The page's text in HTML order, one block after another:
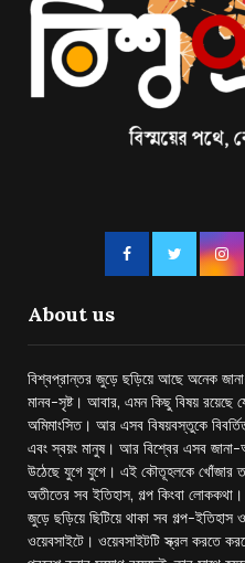
About us
বিশ্বপ্রান্তর জুড়ে ছড়িয়ে আছে অনেক
মানব-সৃষ্ট। আবার, এমন কিছু বিষয় রয়েছে
অমিমাংসিত। আর এসব বিষয়বস্তুকে
এবং স্বয়ং মানুষ। আর বিশ্বের এসব জানা-
উঠেছে যুগে যুগে। এই কৌতূহলকে খোঁজার
অতীতের সব ইতিহাস, গল্প কিংবা
জুড়ে ছড়িয়ে ছিটিয়ে থাকা সব গল্প-ইতিহাস
ওয়েবসাইটে। ওয়েবসাইটটি স্ক্রল করতে